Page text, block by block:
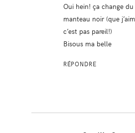
Oui hein! ça change
manteau noir (que
c’est pas pareil!)
Bisous ma belle
RÉPONDRE